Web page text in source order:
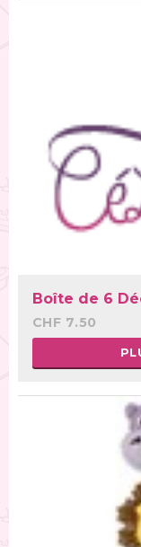
Boîte de 6
CHF 7.50